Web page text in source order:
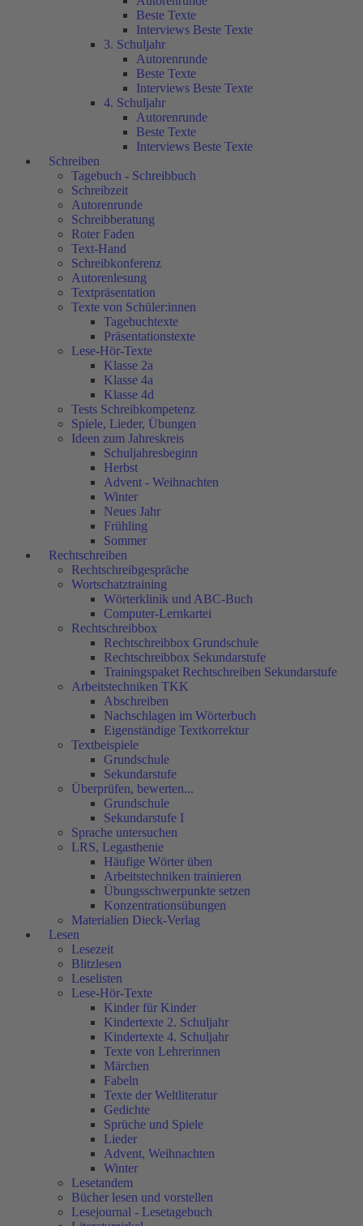
Beste Texte
Interviews Beste Texte
3. Schuljahr
Autorenrunde
Beste Texte
Interviews Beste Texte
4. Schuljahr
Autorenrunde
Beste Texte
Interviews Beste Texte
Schreiben
Tagebuch - Schreibbuch
Schreibzeit
Autorenrunde
Schreibberatung
Roter Faden
Text-Hand
Schreibkonferenz
Autorenlesung
Textpräsentation
Texte von Schüler:innen
Tagebuchtexte
Präsentationstexte
Lese-Hör-Texte
Klasse 2a
Klasse 4a
Klasse 4d
Tests Schreibkompetenz
Spiele, Lieder, Übungen
Ideen zum Jahreskreis
Schuljahresbeginn
Herbst
Advent - Weihnachten
Winter
Neues Jahr
Frühling
Sommer
Rechtschreiben
Rechtschreibgespräche
Wortschatztraining
Wörterklinik und ABC-Buch
Computer-Lernkartei
Rechtschreibbox
Rechtschreibbox Grundschule
Rechtschreibbox Sekundarstufe
Trainingspaket Rechtschreiben Sekundarstufe
Arbeitstechniken TKK
Abschreiben
Nachschlagen im Wörterbuch
Eigenständige Textkorrektur
Textbeispiele
Grundschule
Sekundarstufe
Überprüfen, bewerten...
Grundschule
Sekundarstufe I
Sprache untersuchen
LRS, Legasthenie
Häufige Wörter üben
Arbeitstechniken trainieren
Übungsschwerpunkte setzen
Konzentrationsübungen
Materialien Dieck-Verlag
Lesen
Lesezeit
Blitzlesen
Leselisten
Lese-Hör-Texte
Kinder für Kinder
Kindertexte 2. Schuljahr
Kindertexte 4. Schuljahr
Texte von Lehrerinnen
Märchen
Fabeln
Texte der Weltliteratur
Gedichte
Sprüche und Spiele
Lieder
Advent, Weihnachten
Winter
Lesetandem
Bücher lesen und vorstellen
Lesejournal - Lesetagebuch